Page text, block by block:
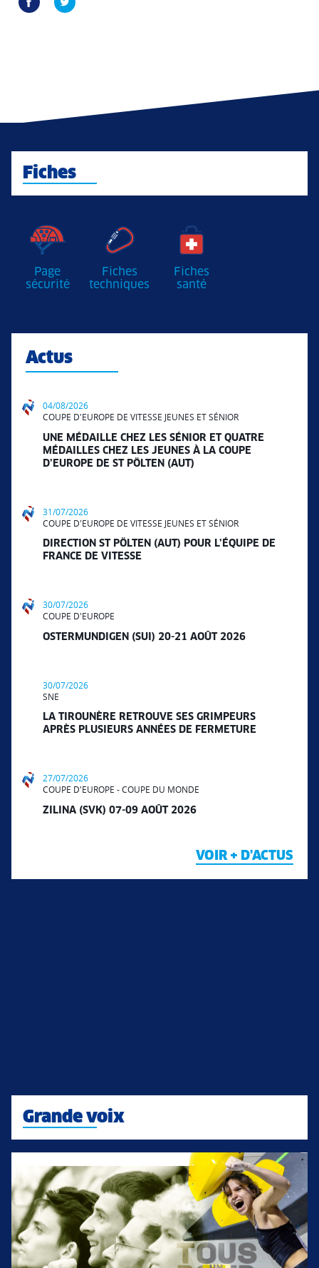
Fiches
Page
sécurité
Fiches
techniques
Fiches
santé
Actus
04/08/2026
COUPE D'EUROPE DE VITESSE JEUNES ET SÉNIOR
UNE MÉDAILLE CHEZ LES SÉNIOR ET QUATRE
MÉDAILLES CHEZ LES JEUNES À LA COUPE
D’EUROPE DE ST PÖLTEN (AUT)
31/07/2026
COUPE D'EUROPE DE VITESSE JEUNES ET SÉNIOR
DIRECTION ST PÖLTEN (AUT) POUR L’ÉQUIPE DE
FRANCE DE VITESSE
30/07/2026
COUPE D'EUROPE
OSTERMUNDIGEN (SUI) 20-21 AOÛT 2026
30/07/2026
SNE
LA TIROUNÈRE RETROUVE SES GRIMPEURS
APRÈS PLUSIEURS ANNÉES DE FERMETURE
27/07/2026
COUPE D'EUROPE - COUPE DU MONDE
ZILINA (SVK) 07-09 AOÛT 2026
VOIR + D'ACTUS
Grande voix